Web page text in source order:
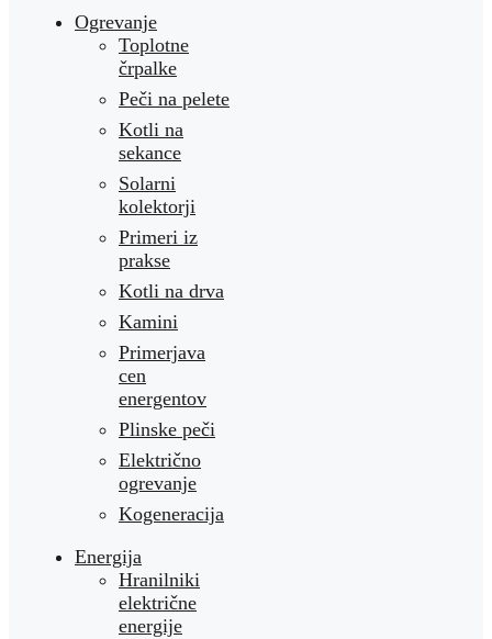
Ogrevanje
Toplotne
črpalke
Peči na pelete
Kotli na
sekance
Solarni
kolektorji
Primeri iz
prakse
Kotli na drva
Kamini
Primerjava
cen
energentov
Plinske peči
Električno
ogrevanje
Kogeneracija
Energija
Hranilniki
električne
energije